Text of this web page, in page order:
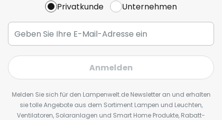
Privatkunde Unternehmen
Anmelden
Melden Sie sich für den Lampenwelt.de Newsletter an und erhalten
sie tolle Angebote aus dem Sortiment Lampen und Leuchten,
Ventilatoren, Solaranlagen und Smart Home Produkte, Rabatt-